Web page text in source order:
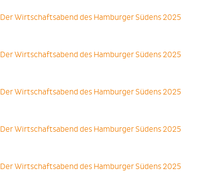
Der Wirtschaftsabend des Hamburger Südens 2025
Der Wirtschaftsabend des Hamburger Südens 2025
Der Wirtschaftsabend des Hamburger Südens 2025
Der Wirtschaftsabend des Hamburger Südens 2025
Der Wirtschaftsabend des Hamburger Südens 2025